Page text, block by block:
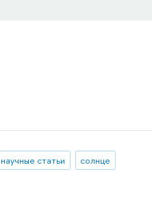
научные статьи солнце